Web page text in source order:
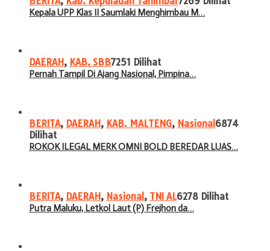
Kepala UPP Klas II Saumlaki Menghimbau M…
DAERAH, KAB. SBB7251 Dilihat
Pernah Tampil Di Ajang Nasional, Pimpina…
BERITA, DAERAH, KAB. MALTENG, Nasional 6874
Dilihat
ROKOK ILEGAL MERK OMNI BOLD BEREDAR LUAS…
BERITA, DAERAH, Nasional , TNI AL6278 Dilihat
Putra Maluku, Letkol Laut (P) Frejhon da…